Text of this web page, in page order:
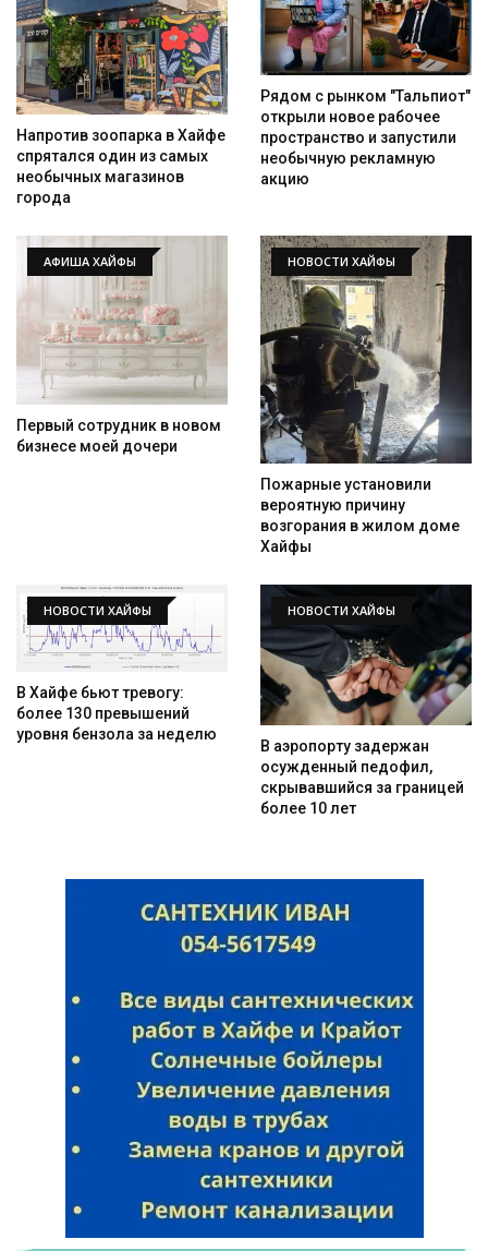
Напротив зоопарка в Хайфе
спрятался один из самых
необычных магазинов
города
Рядом с рынком "Тальпиот"
открыли новое рабочее
пространство и запустили
необычную рекламную
акцию
АФИША ХАЙФЫ
Первый сотрудник в новом
бизнесе моей дочери
НОВОСТИ ХАЙФЫ
Пожарные установили
вероятную причину
возгорания в жилом доме
Хайфы
НОВОСТИ ХАЙФЫ
В Хайфе бьют тревогу:
более 130 превышений
уровня бензола за неделю
НОВОСТИ ХАЙФЫ
В аэропорту задержан
осужденный педофил,
скрывавшийся за границей
более 10 лет